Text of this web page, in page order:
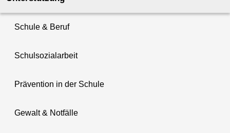
Schule & Beruf
Schulsozialarbeit
Prävention in der Schule
Gewalt & Notfälle